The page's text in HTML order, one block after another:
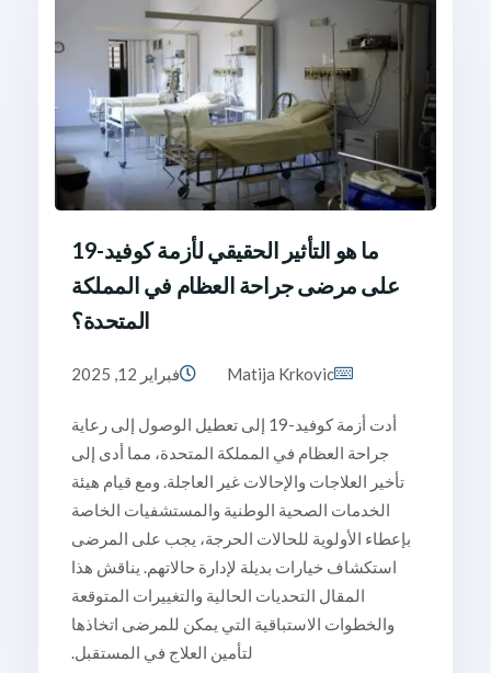
ما هو التأثير الحقيقي لأزمة كوفيد-19
على مرضى جراحة العظام في المملكة
المتحدة؟
فبراير 12, 2025 Matija Krkovic
أدت أزمة كوفيد-19 إلى تعطيل الوصول إلى رعاية
جراحة العظام في المملكة المتحدة، مما أدى إلى
تأخير العلاجات والإحالات غير العاجلة. ومع قيام هيئة
الخدمات الصحية الوطنية والمستشفيات الخاصة
بإعطاء الأولوية للحالات الحرجة، يجب على المرضى
استكشاف خيارات بديلة لإدارة حالاتهم. يناقش هذا
المقال التحديات الحالية والتغييرات المتوقعة
والخطوات الاستباقية التي يمكن للمرضى اتخاذها
لتأمين العلاج في المستقبل.